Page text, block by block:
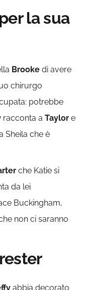
la sua
Brooke di avere
chirurgo
potrebbe
racconta aTaylor e
Sheila che è
che Katie si
da lei
Buckingham,
non ci saranno
abbia decorato